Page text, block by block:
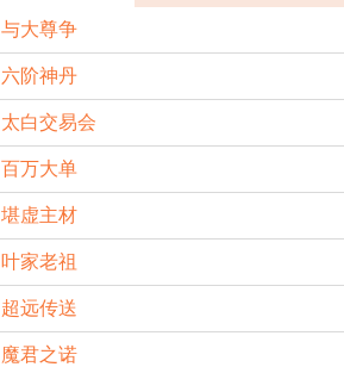
大尊争
阶神丹
白交易会
万大单
虚主材
家老祖
远传送
君之诺